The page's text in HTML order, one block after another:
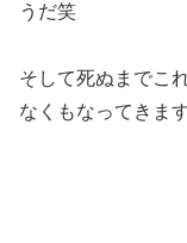
うだ笑
そして死ぬまでこ
なくもなってきます